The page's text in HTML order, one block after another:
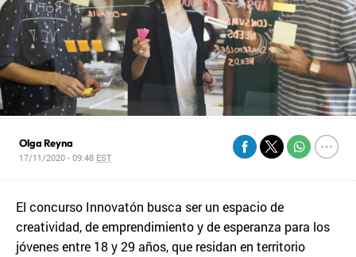
Olga Reyna
17/11/2020 - 09:48 EST
El concurso Innovatón busca ser un espacio de
creatividad, de emprendimiento y de esperanza para los
jóvenes entre 18 y 29 años, que residan en territorio